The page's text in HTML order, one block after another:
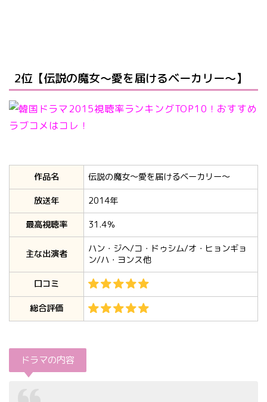
2位【伝説の魔女〜愛を届けるベーカリー〜】
作品名
伝説の魔女〜愛を届けるベーカリー〜
放送年
2014年
最高視聴率
31.4％
主な出演者
ハン・ジヘ/コ・ドゥシム/オ・ヒョンギョ
ン/ハ・ヨンス他
口コミ
総合評価
ドラマの内容